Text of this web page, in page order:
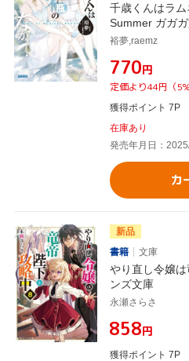
千歳くんはラ
Summer ガガ
裕夢,raemz
¥770円
定価より44円（
獲得ポイント 7P
在庫あり
発売年月日：
カ
新品
書籍
文庫
やり直し令嬢
ンズ文庫
永瀬さらさ
¥858円
獲得ポイント 7P